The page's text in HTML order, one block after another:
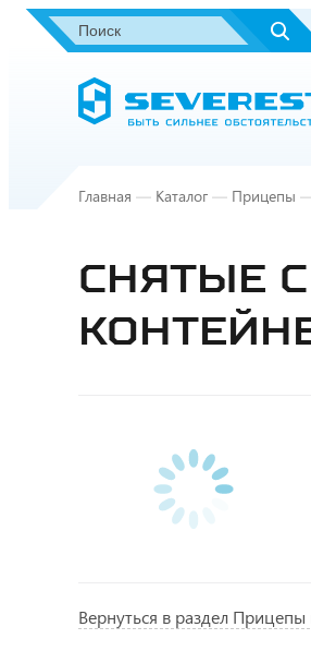
Главная — Каталог — Прицепы
СНЯТЫЕ
Вернуться в раздел